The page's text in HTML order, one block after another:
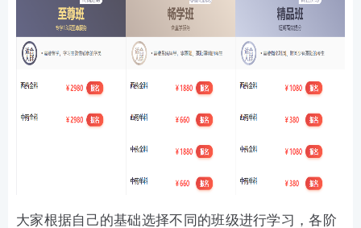
大家根据自己的基础选择不同的班级进行学习，各阶